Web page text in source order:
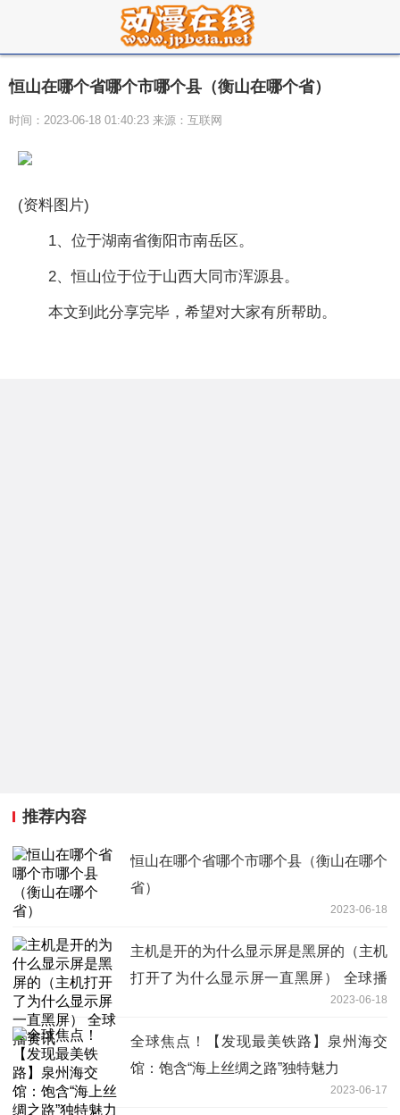
恒山在哪个省哪个市哪个县（衡山在哪个省）
时间：2023-06-18 01:40:23 来源：互联网
(资料图片)
1、位于湖南省衡阳市南岳区。
2、恒山位于位于山西大同市浑源县。
本文到此分享完毕，希望对大家有所帮助。
推荐内容
恒山在哪个省哪个市哪个县（衡山在哪个
省）
2023-06-18
主机是开的为什么显示屏是黑屏的（主机
打开了为什么显示屏一直黑屏） 全球播
2023-06-18
全球焦点！【发现最美铁路】泉州海交
馆：饱含“海上丝绸之路”独特魅力
2023-06-17